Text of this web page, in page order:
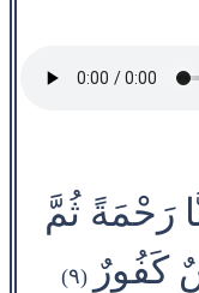
رَحْمَةً ثُمَّ
كَفُورٌ (٩)